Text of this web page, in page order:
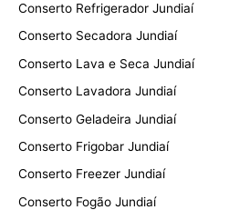
Conserto Refrigerador Jundiaí
Conserto Secadora Jundiaí
Conserto Lava e Seca Jundiaí
Conserto Lavadora Jundiaí
Conserto Geladeira Jundiaí
Conserto Frigobar Jundiaí
Conserto Freezer Jundiaí
Conserto Fogão Jundiaí